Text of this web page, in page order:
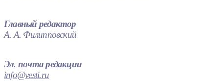
Главный редактор
А. А. Филипповский
Эл. почта редакции
info@vesti.ru